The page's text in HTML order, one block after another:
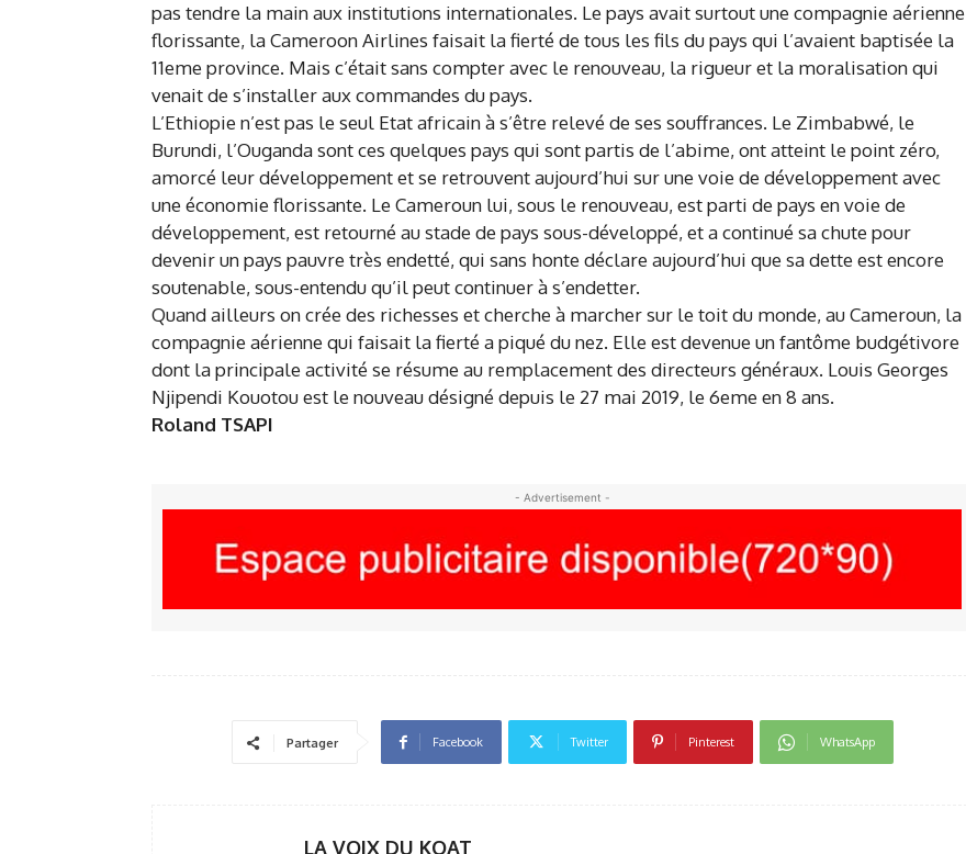
pas tendre la main aux institutions internationales. Le pays avait surtout une compagnie aérienne
florissante, la Cameroon Airlines faisait la fierté de tous les fils du pays qui l’avaient baptisée la
11eme province. Mais c’était sans compter avec le renouveau, la rigueur et la moralisation qui
venait de s’installer aux commandes du pays.
L’Ethiopie n’est pas le seul Etat africain à s’être relevé de ses souffrances. Le Zimbabwé, le
Burundi, l’Ouganda sont ces quelques pays qui sont partis de l’abime, ont atteint le point zéro,
amorcé leur développement et se retrouvent aujourd’hui sur une voie de développement avec
une économie florissante. Le Cameroun lui, sous le renouveau, est parti de pays en voie de
développement, est retourné au stade de pays sous-développé, et a continué sa chute pour
devenir un pays pauvre très endetté, qui sans honte déclare aujourd’hui que sa dette est encore
soutenable, sous-entendu qu’il peut continuer à s’endetter.
Quand ailleurs on crée des richesses et cherche à marcher sur le toit du monde, au Cameroun, la
compagnie aérienne qui faisait la fierté a piqué du nez. Elle est devenue un fantôme budgétivore
dont la principale activité se résume au remplacement des directeurs généraux. Louis Georges
Njipendi Kouotou est le nouveau désigné depuis le 27 mai 2019, le 6eme en 8 ans.
Roland TSAPI
- Advertisement -
Partager Facebook Twitter Pinterest WhatsApp
LA VOIX DU KOAT